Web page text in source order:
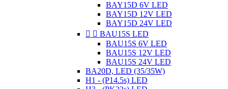
BAY15D 6V LED
BAY15D 12V LED
BAY15D 24V LED
  BAU15S LED
BAU15S 6V LED
BAU15S 12V LED
BAU15S 24V LED
BA20D, LED (35/35W)
H1 - (P14.5s) LED